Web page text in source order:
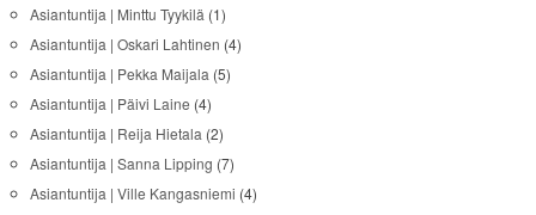
Asiantuntija | Minttu Tyykilä (1)
Asiantuntija | Oskari Lahtinen (4)
Asiantuntija | Pekka Maijala (5)
Asiantuntija | Päivi Laine (4)
Asiantuntija | Reija Hietala (2)
Asiantuntija | Sanna Lipping (7)
Asiantuntija | Ville Kangasniemi (4)